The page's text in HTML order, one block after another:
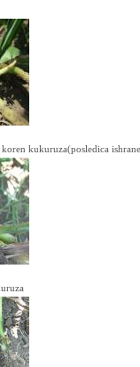
kukuruza(posledica